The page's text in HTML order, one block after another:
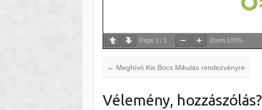
Page 1 / 1 Zoom 100%
← Meghívó Kis Bocs Mikulás rendezvényre
Vélemény, hozzászólás?